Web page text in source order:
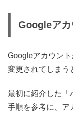
Googleアカ
Googleアカウン
変更されてしまう
最初に紹介した「
手順を参考に、ア